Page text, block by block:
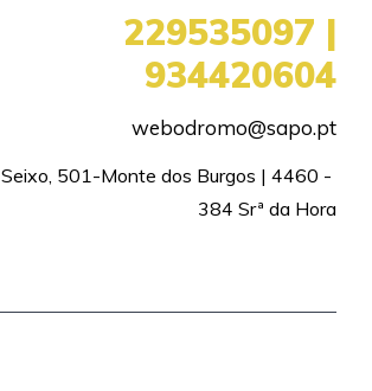
229535097 |
934420604
webodromo@sapo.pt
501-Monte dos Burgos | 4460 -
384 Srª da Hora